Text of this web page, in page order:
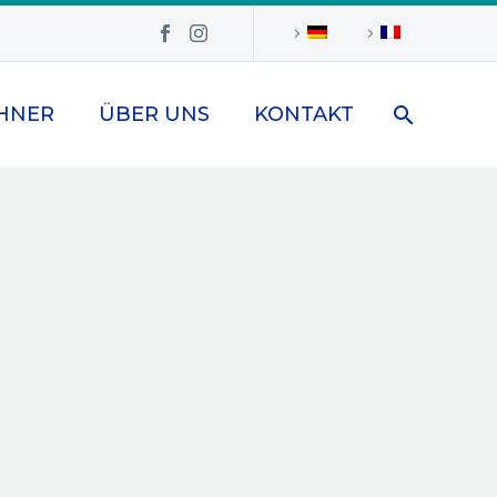
ÜBER UNS KONTAKT